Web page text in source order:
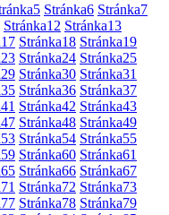
5 Stránka6 Stránka7
Stránka12 Stránka13
17 Stránka18 Stránka19
23 Stránka24 Stránka25
29 Stránka30 Stránka31
35 Stránka36 Stránka37
41 Stránka42 Stránka43
47 Stránka48 Stránka49
53 Stránka54 Stránka55
59 Stránka60 Stránka61
65 Stránka66 Stránka67
71 Stránka72 Stránka73
77 Stránka78 Stránka79